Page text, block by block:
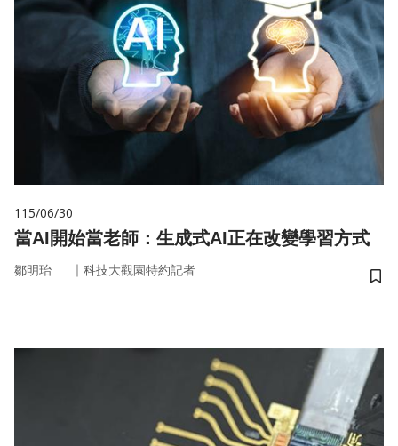
115/06/30
當AI開始當老師：生成式AI正在改變學習方式
鄒明珆 ｜ 科技大觀園特約記者
儲